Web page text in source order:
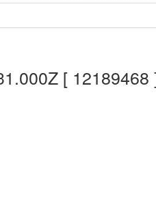
[ 12189468